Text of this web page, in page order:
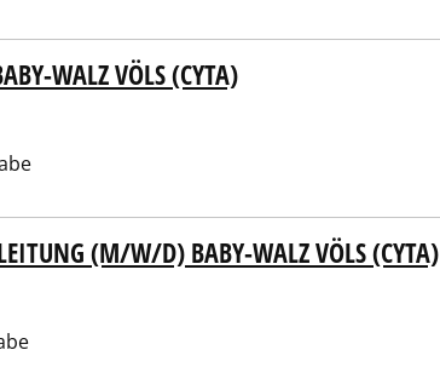
WALZ VÖLS (CYTA)
(M/W/D) BABY-WALZ VÖLS (CYTA)